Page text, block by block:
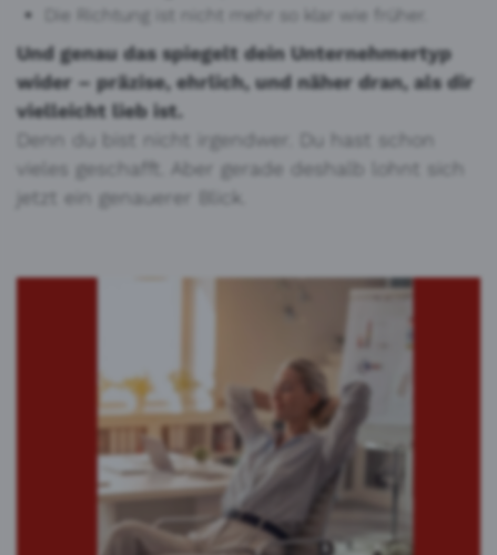
Die Richtung ist nicht mehr so klar wie früher.
Und genau das spiegelt dein Unternehmertyp
wider – präzise, ehrlich, und näher dran, als dir
vielleicht lieb ist.
Denn du bist nicht irgendwer. Du hast schon
vieles geschafft. Aber gerade deshalb lohnt sich
jetzt ein genauerer Blick.